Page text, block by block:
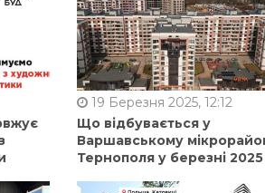
19 Березня 2025, 12:12
Що відбувається у
Варшавському
Тернополя у березні 2025